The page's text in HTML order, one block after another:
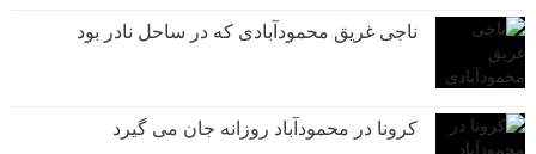
ناجی غریق محمودآبادی که در ساحل نادر بود
کرونا در محمودآباد روزانه جان می گیرد